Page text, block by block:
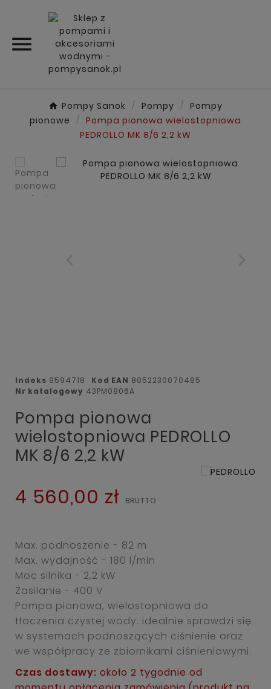

Pompy Sanok Pompy
Pompy
pionowe
Pompa pionowa wielostopniowa
PEDROLLO MK 8/6 2,2 kW
Indeks 9594718 Kod EAN 8052230070485
Nr katalogowy 43PM0806A
Pompa pionowa
wielostopniowa PEDROLLO
MK 8/6 2,2 kW
4 560,00 zł
Max. podnoszenie - 82 m
Max. wydajność - 180 l/min
Moc silnika - 2,2 kW
Zasilanie - 400 V
Pompa pionowa, wielostopniowa do
tłoczenia czystej wody. idealnie sprawdzi się
w systemach podnoszących ciśnienie oraz
we współpracy ze zbiornikami ciśnieniowymi.
Czas dostawy: około 2 tygodnie od